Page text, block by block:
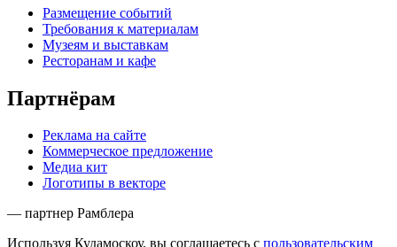
Размещение событий
Требования к материалам
Музеям и выставкам
Ресторанам и кафе
Партнёрам
Реклама на сайте
Коммерческое предложение
Медиа кит
Логотипы в векторе
— партнер Рамблера
Используя Кудамоскоу, вы соглашаетесь с пользовательским